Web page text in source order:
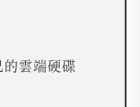
雲端硬碟